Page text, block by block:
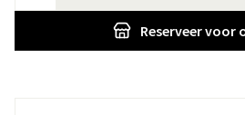
Reserveervoor